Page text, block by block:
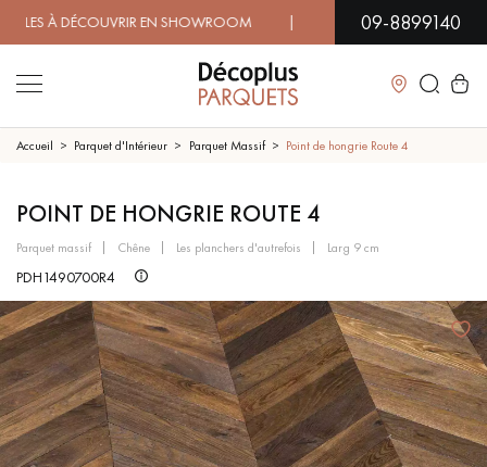
EN SHOWROOM | DISPONIBILITÉ09-8899140
Fermer
LES RECHERCHES LES PLUS COURANTES
PARQUET MASSIF
SOL PLAQUÉ BOIS VERITABLES
PARQUETS À MOTIFS
TRADITIONNELS
PARQUET EN BOIS EXOTIQUE PARQUET VERNIS
PARQUET HUILÉ PARQUET EN BOIS BRUT
Accueil Parquet d'Intérieur Parquet Massif Point de hongrie Route 4
POINT DE HONGRIE ROUTE 4
parquet massif chêne les planchers d'autrefois larg 9 cm
PDH1490700R4